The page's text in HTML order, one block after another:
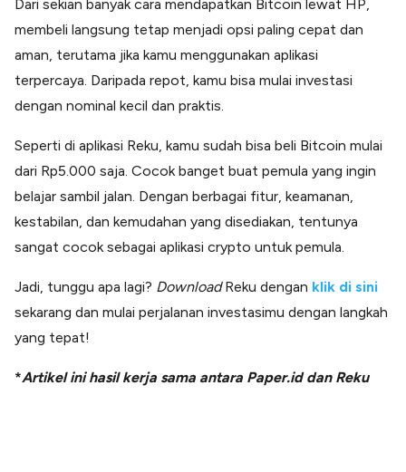
Dari sekian banyak cara mendapatkan Bitcoin lewat HP,
membeli langsung tetap menjadi opsi paling cepat dan
aman, terutama jika kamu menggunakan aplikasi
terpercaya. Daripada repot, kamu bisa mulai investasi
dengan nominal kecil dan praktis.
Seperti di aplikasi Reku, kamu sudah bisa beli Bitcoin mulai
dari Rp5.000 saja. Cocok banget buat pemula yang ingin
belajar sambil jalan. Dengan berbagai fitur, keamanan,
kestabilan, dan kemudahan yang disediakan, tentunya
sangat cocok sebagai aplikasi crypto untuk pemula.
Jadi, tunggu apa lagi? DownloadReku dengan klik di sini
sekarang dan mulai perjalanan investasimu dengan langkah
yang tepat!
*Artikel ini hasil kerja sama antara Paper.id dan Reku